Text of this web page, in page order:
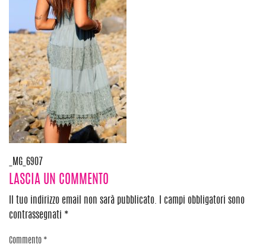
Navigazione
articoli
_MG_6907
LASCIA UN COMMENTO
Il tuo indirizzo email non sarà pubblicato.
I campi obbligatori sono
contrassegnati *
Commento *